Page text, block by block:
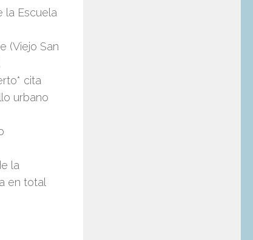
la Escuela
(Viejo San
cita
urbano
la
en total